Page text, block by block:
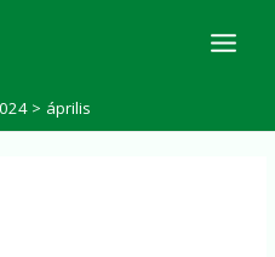
április